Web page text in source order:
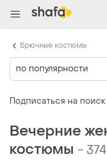
Вечерние
костюмы -
по популярности
Подписаться на поиск
Брючные костюмы